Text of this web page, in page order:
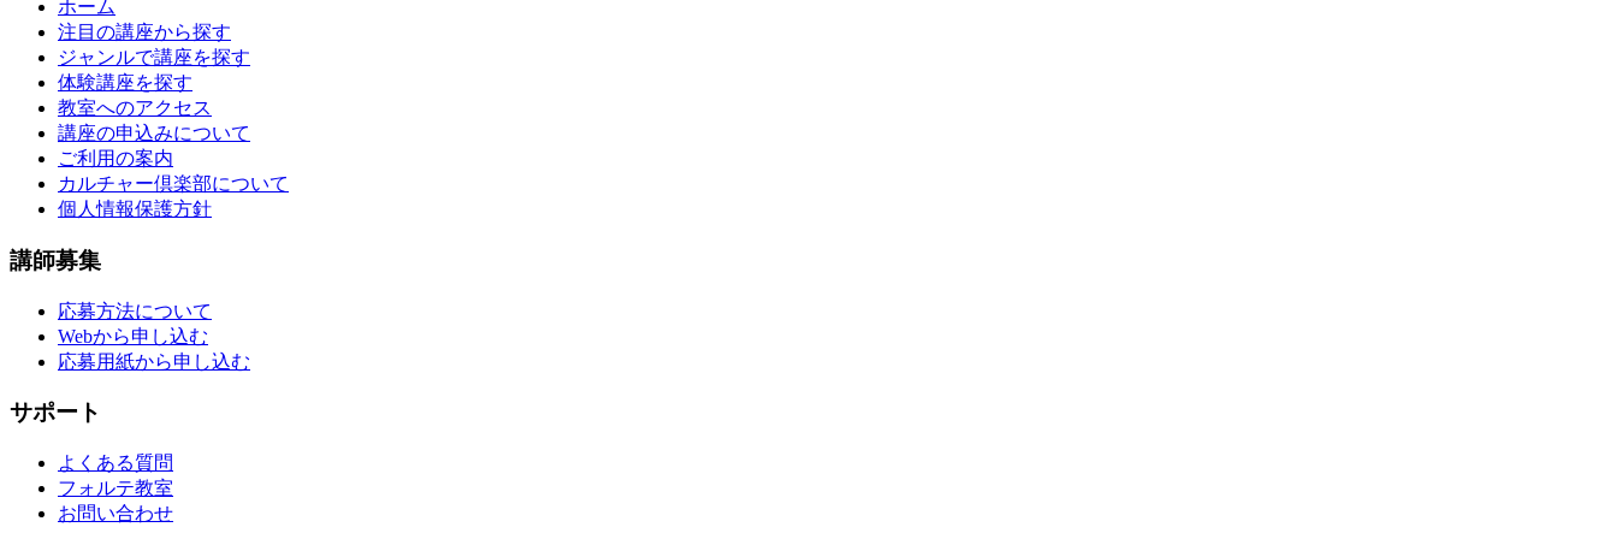
ホーム
注目の講座から探す
ジャンルで講座を探す
体験講座を探す
教室へのアクセス
講座の申込みについて
ご利用の案内
カルチャー倶楽部について
個人情報保護方針
講師募集
応募方法について
Webから申し込む
応募用紙から申し込む
サポート
よくある質問
フォルテ教室
お問い合わせ